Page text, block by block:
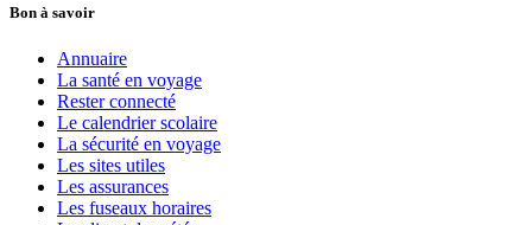
Bon à savoir
Annuaire
La santé en voyage
Rester connecté
Le calendrier scolaire
La sécurité en voyage
Les sites utiles
Les assurances
Les fuseaux horaires